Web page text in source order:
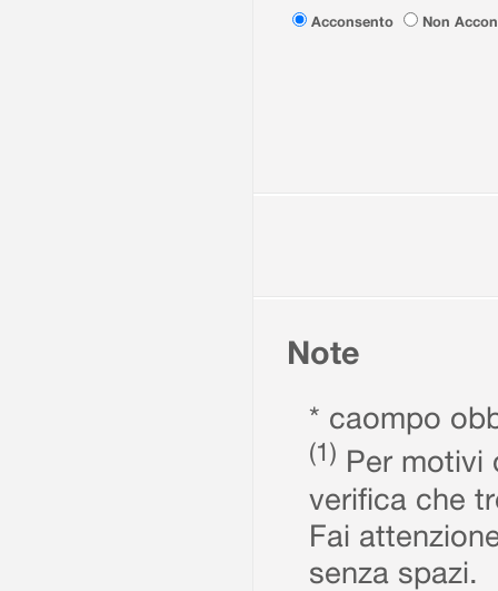
Acconsento
Non
Note
* caompo
(1) Per motivi
verifica che
Fai
senza spazi.